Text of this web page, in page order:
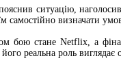
ситуацію,
самостійно визначати
бою стане Netflix, а
реальна роль виглядає